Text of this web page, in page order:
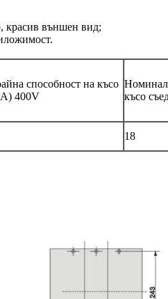
красив външен вид;
способност на късо
400V
късо
18